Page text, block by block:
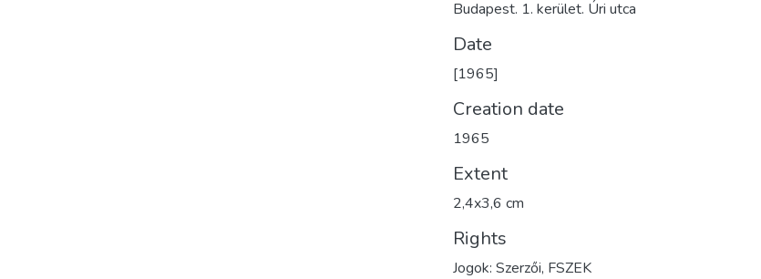
Budapest. 1. kerület. Úri utca
Date
[1965]
Creation date
1965
Extent
2,4x3,6 cm
Rights
Jogok: Szerzői, FSZEK